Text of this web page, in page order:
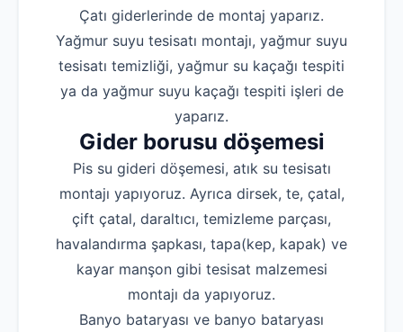
Çatı giderlerinde de montaj yaparız.
Yağmur suyu tesisatı montajı, yağmur suyu
tesisatı temizliği, yağmur su kaçağı tespiti
ya da yağmur suyu kaçağı tespiti işleri de
yaparız.
Gider borusu döşemesi
Pis su gideri döşemesi, atık su tesisatı
montajı yapıyoruz. Ayrıca dirsek, te, çatal,
çift çatal, daraltıcı, temizleme parçası,
havalandırma şapkası, tapa(kep, kapak) ve
kayar manşon gibi tesisat malzemesi
montajı da yapıyoruz.
Banyo bataryası ve banyo bataryası